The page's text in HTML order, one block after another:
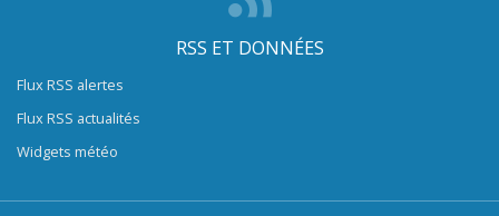
RSS ET DONNÉES
Flux RSS alertes
Flux RSS actualités
Widgets météo